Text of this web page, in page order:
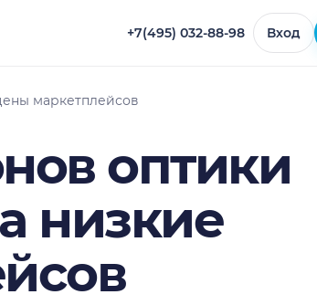
+7(495) 032-88-98 Вход
маркетплейсов
оптики
низкие